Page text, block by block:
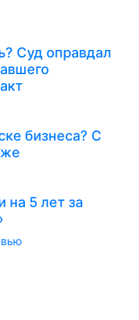
Суд оправдал
бизнеса? С
на 5 лет за